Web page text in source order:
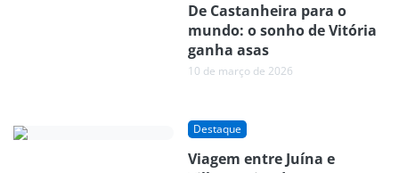
De Castanheira para o
mundo: o sonho de Vitória
ganha asas
10 de março de 2026
Destaque
Viagem entre Juína e